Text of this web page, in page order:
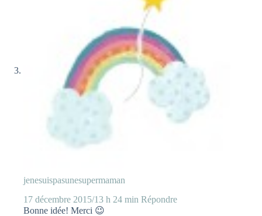
jenesuispasunesupermaman
17 décembre 2015/13 h 24 min Répondre
Bonne idée! Merci 😉